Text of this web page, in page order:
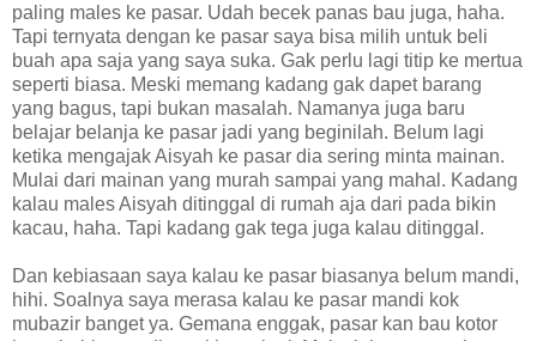
paling males ke pasar. Udah becek panas bau juga, haha.
Tapi ternyata dengan ke pasar saya bisa milih untuk beli
buah apa saja yang saya suka. Gak perlu lagi titip ke mertua
seperti biasa. Meski memang kadang gak dapet barang
yang bagus, tapi bukan masalah. Namanya juga baru
belajar belanja ke pasar jadi yang beginilah. Belum lagi
ketika mengajak Aisyah ke pasar dia sering minta mainan.
Mulai dari mainan yang murah sampai yang mahal. Kadang
kalau males Aisyah ditinggal di rumah aja dari pada bikin
kacau, haha. Tapi kadang gak tega juga kalau ditinggal.
Dan kebiasaan saya kalau ke pasar biasanya belum mandi,
hihi. Soalnya saya merasa kalau ke pasar mandi kok
mubazir banget ya. Gemana enggak, pasar kan bau kotor